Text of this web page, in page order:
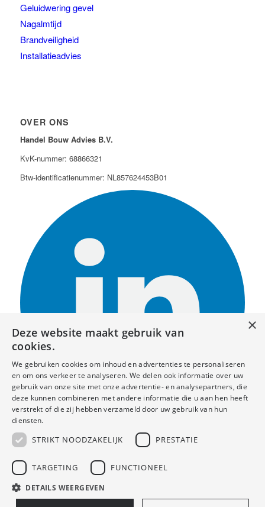
Geluidwering gevel
Nagalmtijd
Brandveiligheid
Installatieadvies
OVER ONS
Handel Bouw Advies B.V.
KvK-nummer: 68866321
Btw-identificatienummer: NL857624453B01
×
Deze website maakt gebruik van
cookies.
We gebruiken cookies om inhoud en advertenties te personaliseren
en om ons verkeer te analyseren. We delen ook informatie over uw
gebruik van onze site met onze advertentie- en analysepartners, die
deze kunnen combineren met andere informatie die u aan hen heeft
verstrekt of die zij hebben verzameld door uw gebruik van hun
diensten.
STRIKT NOODZAKELIJK PRESTATIE
TARGETING FUNCTIONEEL
DETAILS WEERGEVEN